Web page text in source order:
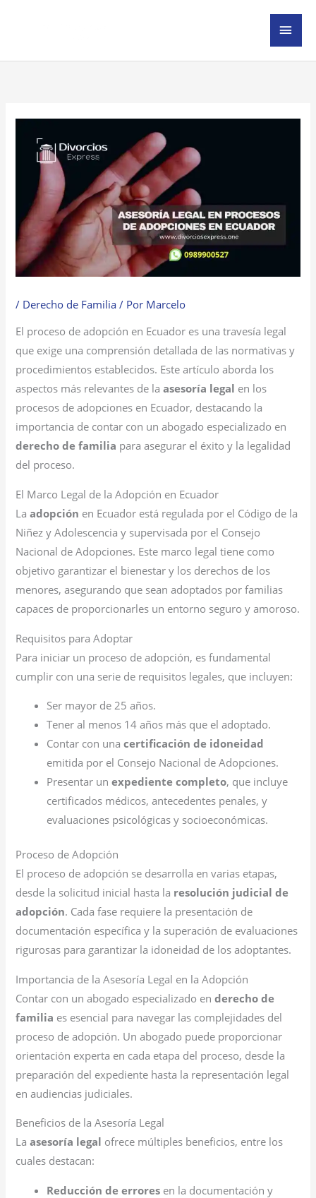
/ Derecho de Familia / Por Marcelo
El proceso de adopción en Ecuador es una travesía legal
que exige una comprensión detallada de las normativas y
procedimientos establecidos. Este artículo aborda los
aspectos más relevantes de laasesoría legal en los
procesos de adopciones en Ecuador, destacando la
importancia de contar con un abogado especializado en
derecho de familia para asegurar el éxito y la legalidad
del proceso.
El Marco Legal de la Adopción en Ecuador
Laadopción en Ecuador está regulada por el Código de la
Niñez y Adolescencia y supervisada por el Consejo
Nacional de Adopciones. Este marco legal tiene como
objetivo garantizar el bienestar y los derechos de los
menores, asegurando que sean adoptados por familias
capaces de proporcionarles un entorno seguro y amoroso.
Requisitos para Adoptar
Para iniciar un proceso de adopción, es fundamental
cumplir con una serie de requisitos legales, que incluyen:
Ser mayor de 25 años.
Tener al menos 14 años más que el adoptado.
Contar con unacertificación de idoneidad
emitida por el Consejo Nacional de Adopciones.
Presentar unexpediente completo, que incluye
certificados médicos, antecedentes penales, y
evaluaciones psicológicas y socioeconómicas.
Proceso de Adopción
El proceso de adopción se desarrolla en varias etapas,
desde la solicitud inicial hasta la resolución judicial de
adopción. Cada fase requiere la presentación de
documentación específica y la superación de evaluaciones
rigurosas para garantizar la idoneidad de los adoptantes.
Importancia de la Asesoría Legal en la Adopción
Contar con un abogado especializado enderecho de
familia es esencial para navegar las complejidades del
proceso de adopción. Un abogado puede proporcionar
orientación experta en cada etapa del proceso, desde la
preparación del expediente hasta la representación legal
en audiencias judiciales.
Beneficios de la Asesoría Legal
Laasesoría legal ofrece múltiples beneficios, entre los
cuales destacan:
Reducción de errores en la documentación y